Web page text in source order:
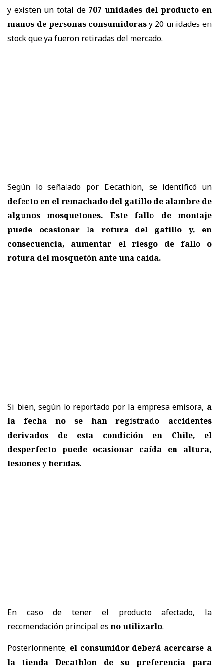
y existen un total de 707 unidades del producto en
manos de personas consumidorasy 20 unidades en
stock que ya fueron retiradas del mercado.
Según lo señalado por Decathlon, se identificó un
defecto en el remachado del gatillo de alambre de
algunos mosquetones. Este fallo de montaje
puede ocasionar la rotura del gatillo y, en
consecuencia, aumentar el riesgo de fallo o
rotura del mosquetón ante una caída.
Si bien, según lo reportado por la empresa emisora, a
la fecha no se han registrado accidentes
derivados de esta condición en Chile, el
desperfecto puede ocasionar caída en altura,
lesiones y heridas.
En caso de tener el producto afectado, la
recomendación principal es no utilizarlo.
Posteriormente, el consumidor deberá acercarse a
la tienda Decathlon de su preferencia para